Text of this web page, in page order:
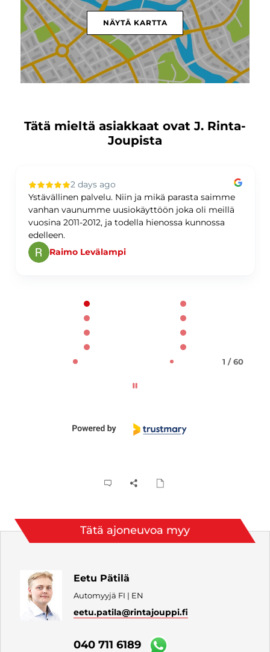
NÄYTÄ KARTTA
Tätä mieltä asiakkaat ovat J. Rinta-
Joupista
2 days ago
Ystävällinen palvelu. Niin ja mikä parasta saimme
vanhan vaunumme uusiokäyttöön joka oli meillä
vuosina 2011-2012, ja todella hienossa kunnossa
edelleen.
Raimo Levälampi
1 / 60
Tätä ajoneuvoa myy
Eetu Pätilä
Automyyjä FI | EN
eetu.patila@rintajouppi.fi
040 711 6189